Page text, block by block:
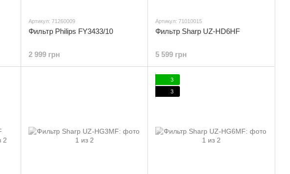
Артикул: 71260009
Фильтр Philips FY3433/10
2 999 грн
Артикул: 71010015
Фильтр Sharp UZ-HD6HF
5 599 грн
3
3